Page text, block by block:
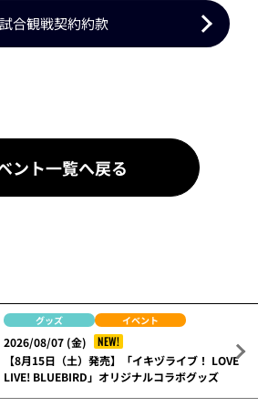
試合観戦契約約款
ント一覧へ戻る
グッズ イベント
2026/08/07 (金)
NEW!
【8月15日（土）発売】「イキヅライブ！ LOVE
LIVE! BLUEBIRD」オリジナルコラボグッズ